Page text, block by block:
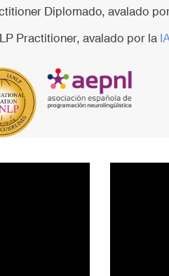
Diplomado, avalado
Practitioner, avalado por la